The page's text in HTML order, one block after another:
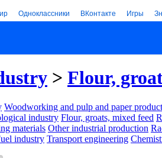
Одноклассники ВКонтакте Игры
> Flour,
Woodworking and pulp and paper
industry Flour, groats, mixed feed
materials Other industrial production
industry Transport engineering